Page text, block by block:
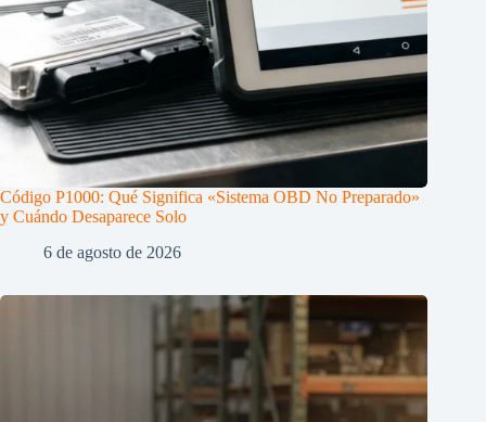
Código P1000: Qué Significa «Sistema OBD No Preparado»
y Cuándo Desaparece Solo
6 de agosto de 2026